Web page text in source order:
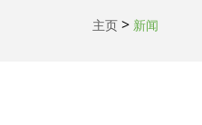
主页 > 新闻